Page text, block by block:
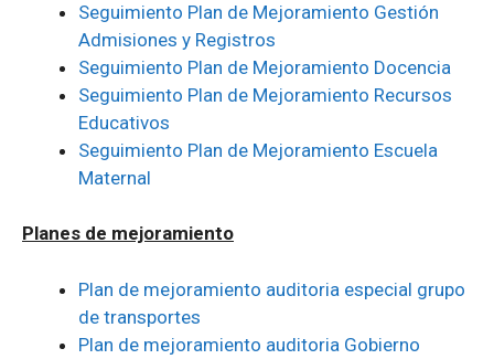
Seguimiento Plan de Mejoramiento Gestión
Admisiones y Registros
Seguimiento Plan de Mejoramiento Docencia
Seguimiento Plan de Mejoramiento Recursos
Educativos
Seguimiento Plan de Mejoramiento Escuela
Maternal
Planes de mejoramiento
Plan de mejoramiento auditoria especial grupo
de transportes
Plan de mejoramiento auditoria Gobierno